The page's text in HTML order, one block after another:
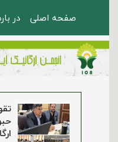
صفحه اصلی در